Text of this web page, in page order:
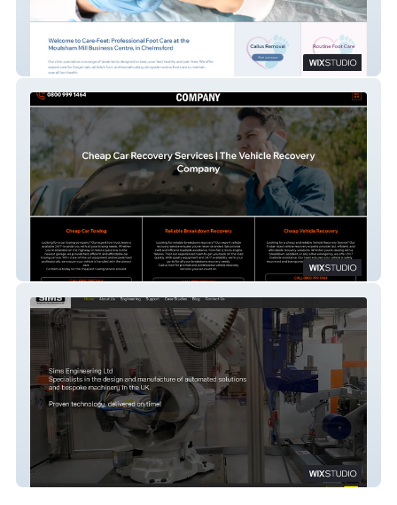
Care Feet
Vehicle Recovery
Sims Engineering Ltd